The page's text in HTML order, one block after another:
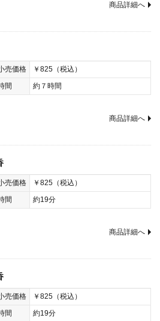
商品詳細へ
売価格
￥825（税込）
間
約７時間
商品詳細へ
売価格
￥825（税込）
間
約19分
商品詳細へ
売価格
￥825（税込）
間
約19分